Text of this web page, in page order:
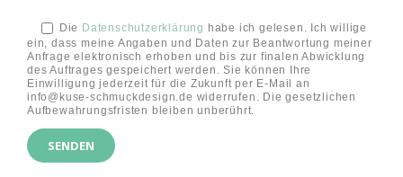
Die Datenschutzerklärung habe ich gelesen. Ich willige
ein, dass meine Angaben und Daten zur Beantwortung meiner
Anfrage elektronisch erhoben und bis zur finalen Abwicklung
des Auftrages gespeichert werden. Sie können Ihre
Einwilligung jederzeit für die Zukunft per E-Mail an
info@kuse-schmuckdesign.de widerrufen. Die gesetzlichen
Aufbewahrungsfristen bleiben unberührt.